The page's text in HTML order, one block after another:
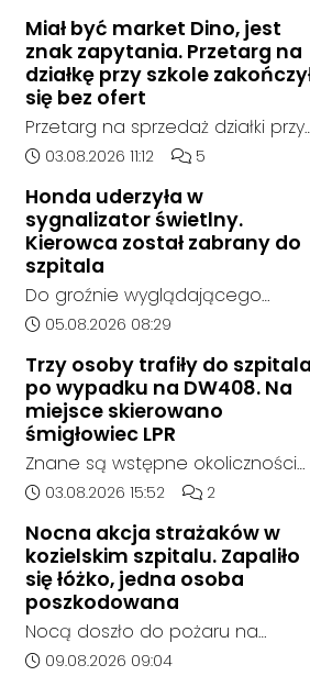
Miał być market Dino, jest
znak zapytania. Przetarg na
działkę przy szkole
się bez ofert
Przetarg na sprzedaż działki przy
Zespole Szkół Technicznych i
Kędzierzynie-Koźlu zakończył się
bez rozstrzygnięcia. Mimo
wcześniejszego zainteresowania
terenem ze strony sieci Dino, do
postępowania nie zgłosił się
żaden oferent.
Data dodania artykułu:
03.08.2026 11:12 Liczba komentarzy
5
Honda uderzyła w
sygnalizator świetlny.
Kierowca został zabrany do
szpitala
Do groźnie wyglądającego
zdarzenia drogowego doszło w
godziny 6:30 kierujący
samochodem marki Honda
zjechał z drogi i uderzył w
sygnalizator świetlny.
Data dodania artykułu:
05.08.2026 08:29
Trzy osoby trafiły do szpitala
po wypadku na DW408. Na
miejsce skierowano
śmigłowiec LPR
Znane są wstępne okoliczności
zdarzenia drogowego, do
14:30 na drodze wojewódzkiej nr
408 pomiędzy Starym Koźlem a
Bierawą.
Data dodania artykułu:
03.08.2026 15:52 Liczba
2
Nocna akcja strażaków w
kozielskim szpitalu. Zapaliło
się łóżko, jedna osoba
poszkodowana
Nocą doszło do pożaru na
jednym z oddziałów szpitala w
Data dodania artykułu:
09.08.2026 09:04